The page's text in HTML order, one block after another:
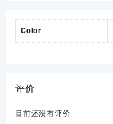
Color
评价
目前还没有评价